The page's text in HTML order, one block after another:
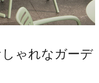
ゃれなガーデ